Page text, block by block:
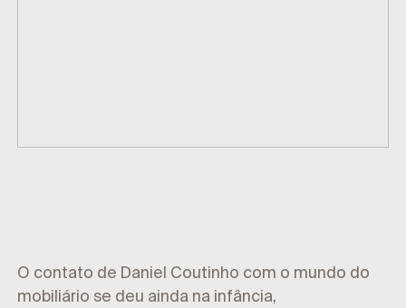
O contato de Daniel Coutinho com o mundo do
mobiliário se deu ainda na infância,